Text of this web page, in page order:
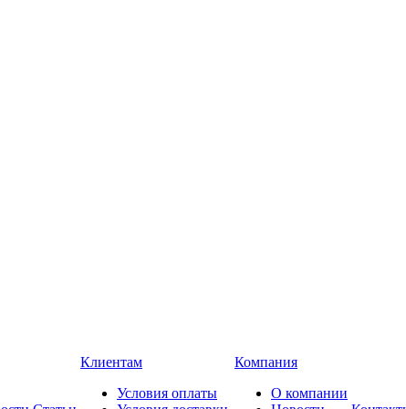
Клиентам
Условия оплаты
Компания
О компании